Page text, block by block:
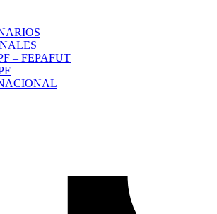
– FEPAFUT